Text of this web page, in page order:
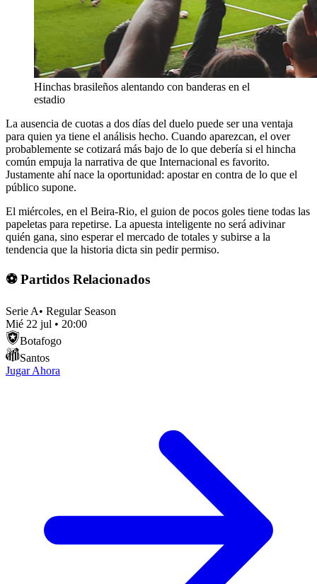
Hinchas brasileños alentando con banderas en el
estadio
La ausencia de cuotas a dos días del duelo puede ser una ventaja
para quien ya tiene el análisis hecho. Cuando aparezcan, el over
probablemente se cotizará más bajo de lo que debería si el hincha
común empuja la narrativa de que Internacional es favorito.
Justamente ahí nace la oportunidad: apostar en contra de lo que el
público supone.
El miércoles, en el Beira-Rio, el guion de pocos goles tiene todas las
papeletas para repetirse. La apuesta inteligente no será adivinar
quién gana, sino esperar el mercado de totales y subirse a la
tendencia que la historia dicta sin pedir permiso.
⚽ Partidos Relacionados
Serie A• Regular Season
Mié 22 jul • 20:00
Botafogo
Santos
Jugar Ahora